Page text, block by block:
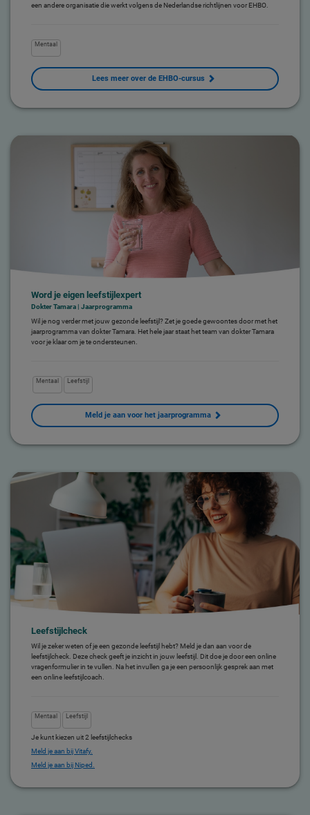
een andere organisatie die werkt volgens de Nederlandse richtlijnen voor EHBO.
Mentaal
Lees meer over de EHBO-cursus
Word je eigen leefstijlexpert
Dokter Tamara | Jaarprogramma
Wil je nog verder met jouw gezonde leefstijl? Zet je goede gewoontes door met het
jaarprogramma van dokter Tamara. Het hele jaar staat het team van dokter Tamara
voor je klaar om je te ondersteunen.
Mentaal Leefstijl
Meld je aan voor het jaarprogramma
Leefstijlcheck
Wil je zeker weten of je een gezonde leefstijl hebt? Meld je dan aan voor de
leefstijlcheck. Deze check geeft je inzicht in jouw leefstijl. Dit doe je door een online
vragenformulier in te vullen. Na het invullen ga je een persoonlijk gesprek aan met
een online leefstijlcoach.
Mentaal Leefstijl
Je kunt kiezen uit 2 leefstijlchecks
Meld je aan bijVitafy.
Meld je aan bij Niped.